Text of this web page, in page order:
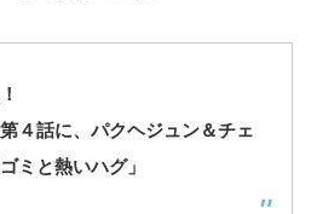
４話に、パクヘジュン＆チェ
ミと熱いハグ」